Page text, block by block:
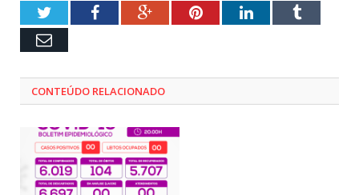
TwitterFacebookGoogle+PinterestLinkedInTumblr
Email
CONTEÚDO RELACIONADO